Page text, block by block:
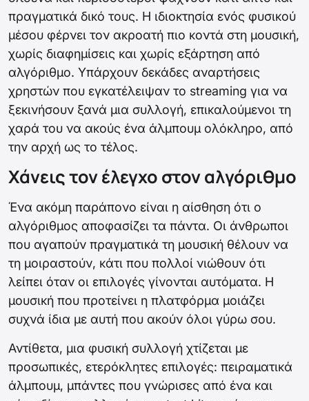
πραγματικά δικό τους. Η ιδιοκτησία ενός φυσικού
μέσου φέρνει τον ακροατή πιο κοντά στη μουσική,
χωρίς διαφημίσεις και χωρίς εξάρτηση από
αλγόριθμο. Υπάρχουν δεκάδες αναρτήσεις
χρηστών που εγκατέλειψαν το streaming για να
ξεκινήσουν ξανά μια συλλογή, επικαλούμενοι τη
χαρά του να ακούς ένα άλμπουμ ολόκληρο, από
την αρχή ως το τέλος.
Χάνεις τον έλεγχο στον αλγόριθμο
Ένα ακόμη παράπονο είναι η αίσθηση ότι ο
αλγόριθμος αποφασίζει τα πάντα. Οι άνθρωποι
που αγαπούν πραγματικά τη μουσική θέλουν να
τη μοιραστούν, κάτι που πολλοί νιώθουν ότι
λείπει όταν οι επιλογές γίνονται αυτόματα. Η
μουσική που προτείνει η πλατφόρμα μοιάζει
συχνά ίδια με αυτή που ακούν όλοι γύρω σου.
Αντίθετα, μια φυσική συλλογή χτίζεται με
προσωπικές, ετερόκλητες επιλογές: πειραματικά
άλμπουμ, μπάντες που γνώρισες από ένα και